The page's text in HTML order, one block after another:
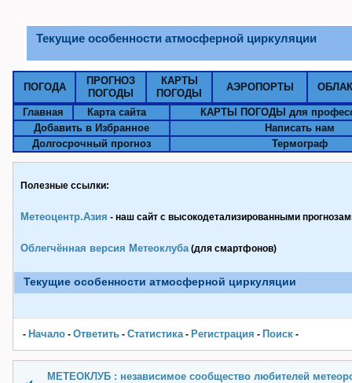
Текущие особенности атмосферной циркуляции
ПОГОДА
ПРОГНОЗ
ПОГОДЫ
КАРТЫ
ПОГОДЫ
АЭРОПОРТЫ
Главная Карта сайта
КАРТЫ ПОГОДЫ для
Добавить в Избранное
Написать нам
Долгосрочный прогноз
Термограф
Полезные ссылки:
Метеоцентр.Азия - наш сайт с высокодетализированными
Облегчённая версия Метеоклуба(для смартфонов)
Текущие особенности атмосферной циркуляции
- Начало - Ответить - Статистика- Pегистрация - Поиск -
МЕТЕОКЛУБ : независимое сообщество любителей